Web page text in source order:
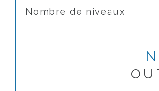
Nombre de niveaux